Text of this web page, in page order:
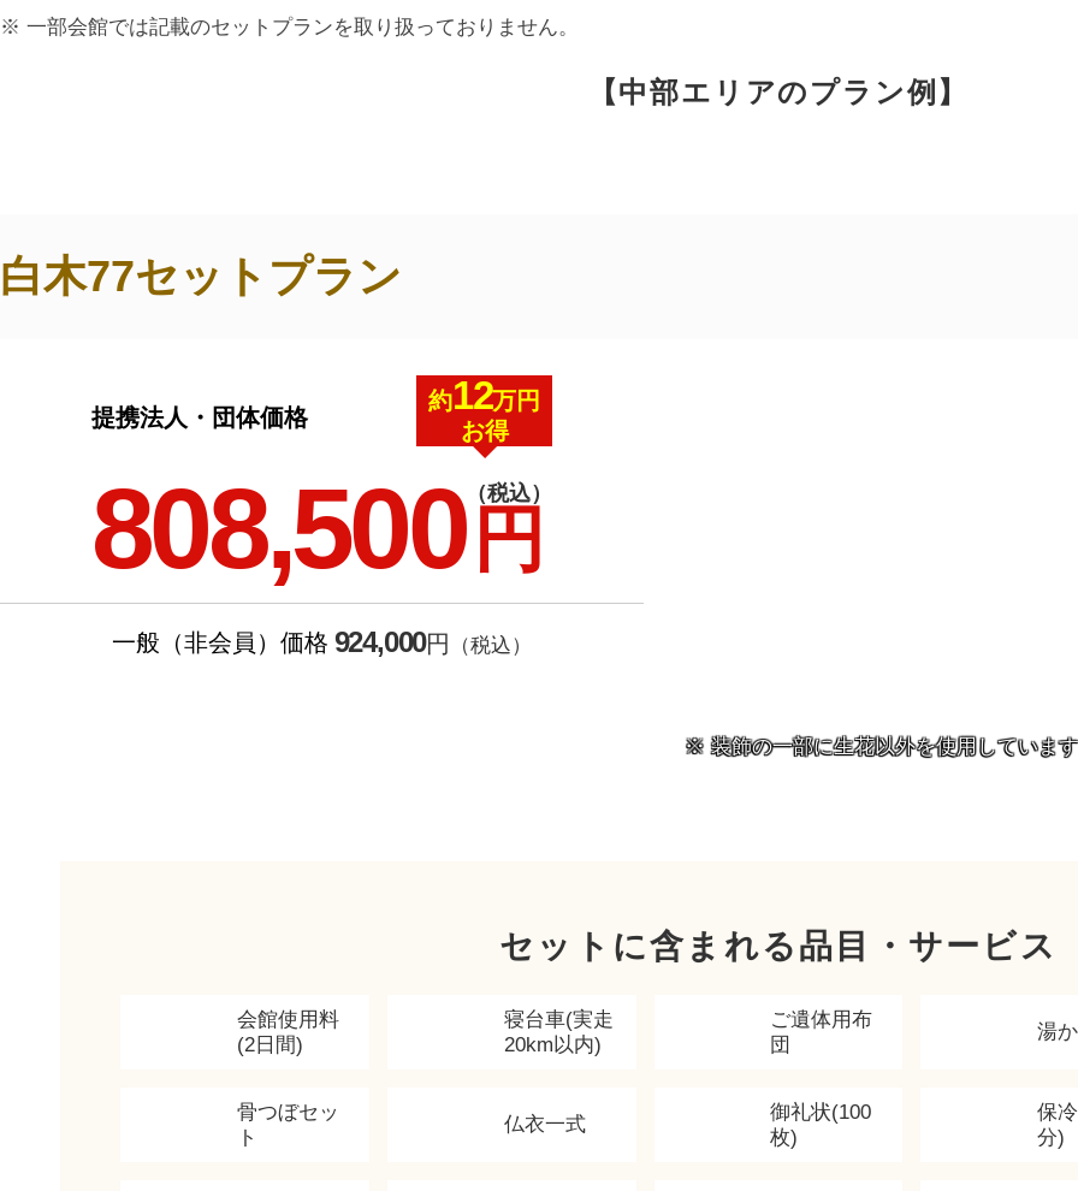
一部会館では記載のセットプランを取り扱っておりません。
【中部エリアのプラン例】
白木77セットプラン
提携法人・団体価格
808,500 円
（税込）
約12万円
お得
一般（非会員）価格 924,000円 （税込）
装飾の一部に生花以外を使用していま
セットに含まれる品目・サービス
会館使用料
(2日間)
寝台車(実走
20km以内)
ご遺体用布
団
湯
骨つぼセッ
ト
仏衣一式
御礼状(100
枚)
保
分)